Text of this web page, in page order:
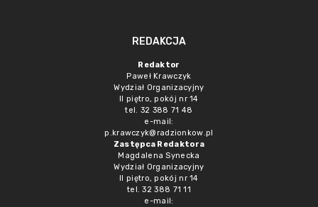
REDAKCJA
Redaktor
Paweł Krawczyk
Wydział Organizacyjny
II piętro, pokój nr 14
tel. 32 388 71 48
e-mail:
p.krawczyk@radzionkow.pl
Zastępca Redaktora
Magdalena Synecka
Wydział Organizacyjny
II piętro, pokój nr 14
tel. 32 388 71 11
e-mail: